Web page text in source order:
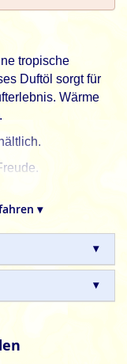
tropische
Duftöl sorgt für
Wärme
ständige
▾